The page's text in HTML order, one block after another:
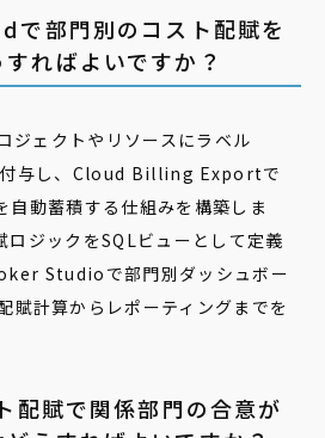
部門別のコスト配賦を
ればよいですか？
ェクトやリソースにラベル
付与し、Cloud Billing Exportで
動蓄積する仕組みを構築しま
ジックをSQLビューとして定義
Studioで部門別ダッシュボー
賦計算からレポーティングまでを
配賦で関係部門の合意が